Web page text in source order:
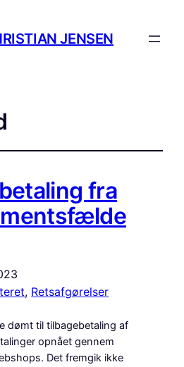
JENSEN
fra
, Retsafgørelser
dømt til tilbagebetaling af
opnået gennem
Det fremgik ikke